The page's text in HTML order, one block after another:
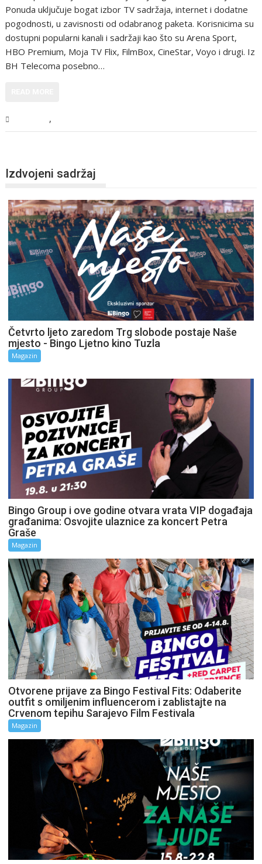
Ponuda uključuje bogat izbor TV sadržaja, internet i dodatne
pogodnosti, u zavisnosti od odabranog paketa. Korisnicima su
dostupni popularni kanali i sadržaji kao što su Arena Sport,
HBO Premium, Moja TV Flix, FilmBox, CineStar, Voyo i drugi. Iz
BH Telecoma posebno…
,
Izdvojeni sadržaj
Četvrto ljeto zaredom Trg slobode postaje Naše
mjesto - Bingo Ljetno kino Tuzla
Magazin
Bingo Group i ove godine otvara vrata VIP događaja
građanima: Osvojite ulaznice za koncert Petra
Graše
Magazin
Otvorene prijave za Bingo Festival Fits: Odaberite
outfit s omiljenim influencerom i zablistajte na
Crvenom tepihu Sarajevo Film Festivala
Magazin